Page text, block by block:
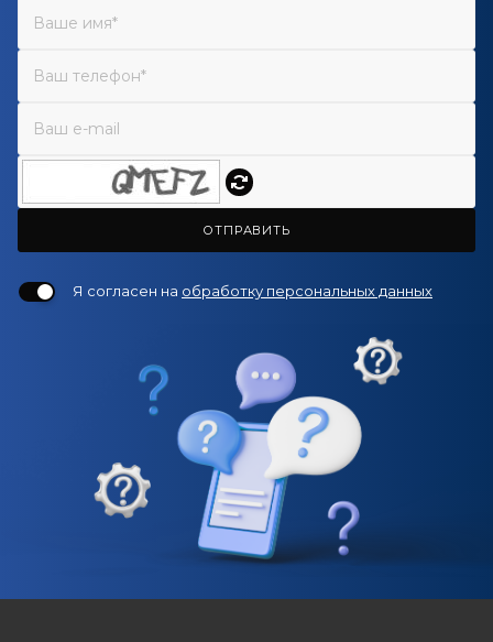
ОТПРАВИТЬ
Я согласен на обработку персональных данных